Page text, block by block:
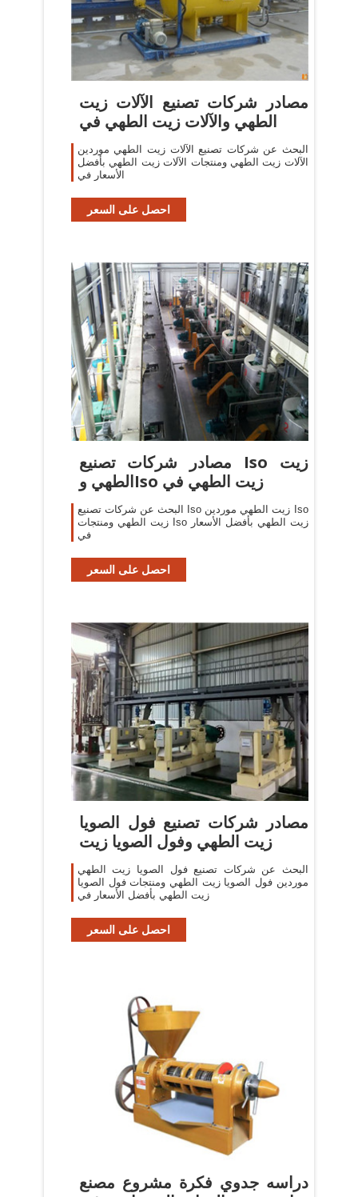
مصادر شركات تصنيع الآلات زيت
الطهي والآلات زيت الطهي في
البحث عن شركات تصنيع الآلات زيت الطهي موردين
الآلات زيت الطهي ومنتجات الآلات زيت الطهي بأفضل
الأسعار في
احصل على السعر
مصادر شركات تصنيع Iso زيت
الطهي وIso زيت الطهي في
البحث عن شركات تصنيع Iso زيت الطهي موردين Iso
زيت الطهي ومنتجات Iso زيت الطهي بأفضل الأسعار
في
احصل على السعر
مصادر شركات تصنيع فول الصويا
زيت الطهي وفول الصويا زيت
البحث عن شركات تصنيع فول الصويا زيت الطهي
موردين فول الصويا زيت الطهي ومنتجات فول الصويا
زيت الطهي بأفضل الأسعار في
احصل على السعر
دراسه جدوي فكرة مشروع مصنع